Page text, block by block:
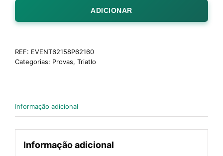
ADICIONAR
REF: EVENT62158P62160
Categorias: Provas, Triatlo
Informação adicional
Informação adicional